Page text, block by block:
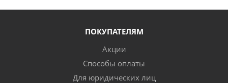
ПОКУПАТЕЛЯМ
Акции
Способы оплаты
Для юридических лиц